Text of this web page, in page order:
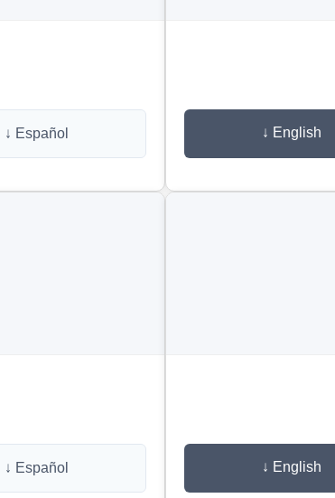
↓ Español ↓ English
↓ Español ↓ English